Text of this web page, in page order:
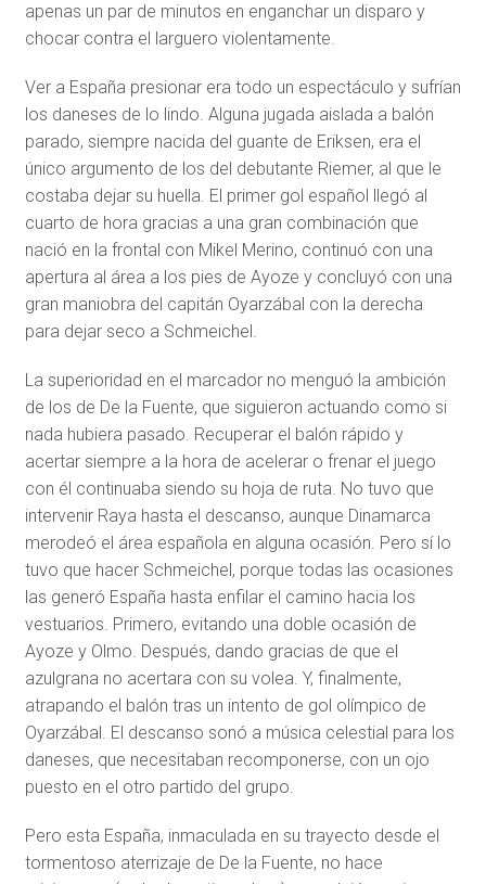
apenas un par de minutos en enganchar un disparo y
chocar contra el larguero violentamente.
Ver a España presionar era todo un espectáculo y sufrían
los daneses de lo lindo. Alguna jugada aislada a balón
parado, siempre nacida del guante de Eriksen, era el
único argumento de los del debutante Riemer, al que le
costaba dejar su huella. El primer gol español llegó al
cuarto de hora gracias a una gran combinación que
nació en la frontal con Mikel Merino, continuó con una
apertura al área a los pies de Ayoze y concluyó con una
gran maniobra del capitán Oyarzábal con la derecha
para dejar seco a Schmeichel.
La superioridad en el marcador no menguó la ambición
de los de De la Fuente, que siguieron actuando como si
nada hubiera pasado. Recuperar el balón rápido y
acertar siempre a la hora de acelerar o frenar el juego
con él continuaba siendo su hoja de ruta. No tuvo que
intervenir Raya hasta el descanso, aunque Dinamarca
merodeó el área española en alguna ocasión. Pero sí lo
tuvo que hacer Schmeichel, porque todas las ocasiones
las generó España hasta enfilar el camino hacia los
vestuarios. Primero, evitando una doble ocasión de
Ayoze y Olmo. Después, dando gracias de que el
azulgrana no acertara con su volea. Y, finalmente,
atrapando el balón tras un intento de gol olímpico de
Oyarzábal. El descanso sonó a música celestial para los
daneses, que necesitaban recomponerse, con un ojo
puesto en el otro partido del grupo.
Pero esta España, inmaculada en su trayecto desde el
tormentoso aterrizaje de De la Fuente, no hace